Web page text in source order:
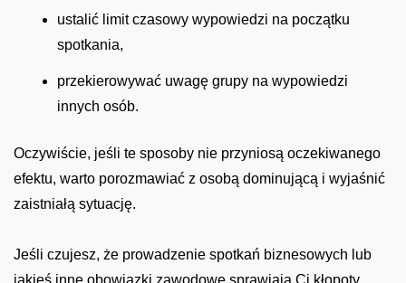
ustalić limit czasowy wypowiedzi na początku
spotkania,
przekierowywać uwagę grupy na wypowiedzi
innych osób.
Oczywiście, jeśli te sposoby nie przyniosą oczekiwanego
efektu, warto porozmawiać z osobą dominującą i wyjaśnić
zaistniałą sytuację.
Jeśli czujesz, że prowadzenie spotkań biznesowych lub